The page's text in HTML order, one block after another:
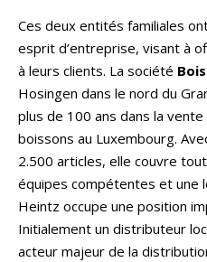
Ces deux entités familiales
esprit d’entreprise, visant à
à leurs clients. La société
Hosingen dans le nord du
plus de 100 ans dans la
boissons au Luxembourg.
2.500 articles, elle couvre
équipes compétentes et une
Heintz occupe une position
Initialement un distributeur
acteur majeur de la